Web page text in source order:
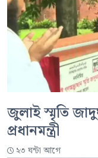
জুলাই স্মৃতি
প্রধানমন্ত্রী
২৩ ঘন্টা আগে